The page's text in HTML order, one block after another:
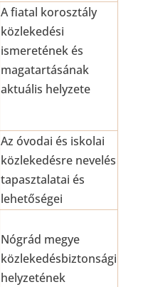
A fiatal korosztály
közlekedési
ismeretének és
magatartásának
aktuális helyzete
Az óvodai és iskolai
közlekedésre nevelés
tapasztalatai és
lehetőségei
Nógrád megye
közlekedésbiztonsági
helyzetének